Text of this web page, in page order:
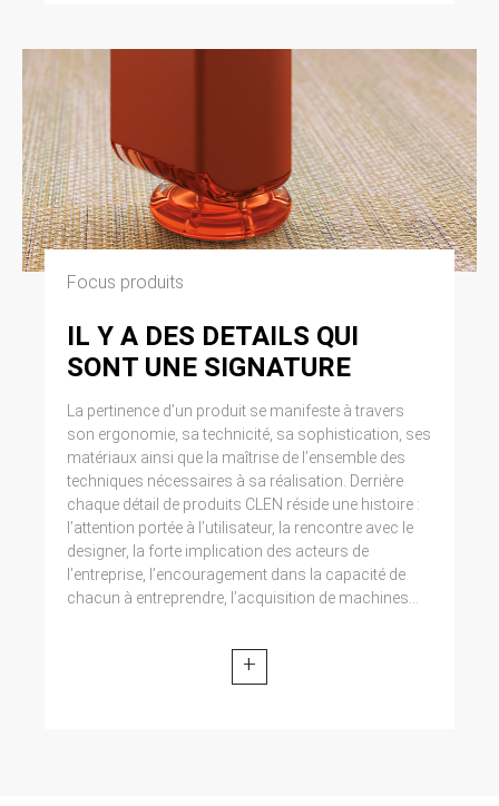
Focus produits
IL Y A DES DETAILS QUI
SONT UNE SIGNATURE
La pertinence d’un produit se manifeste à travers
son ergonomie, sa technicité, sa sophistication, ses
matériaux ainsi que la maîtrise de l’ensemble des
techniques nécessaires à sa réalisation. Derrière
chaque détail de produits CLEN réside une histoire :
l’attention portée à l’utilisateur, la rencontre avec le
designer, la forte implication des acteurs de
l’entreprise, l’encouragement dans la capacité de
chacun à entreprendre, l’acquisition de machines...
+